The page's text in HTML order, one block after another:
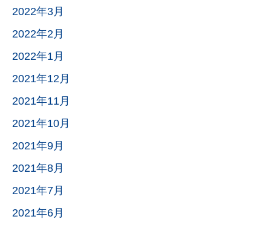
2022年3月
2022年2月
2022年1月
2021年12月
2021年11月
2021年10月
2021年9月
2021年8月
2021年7月
2021年6月